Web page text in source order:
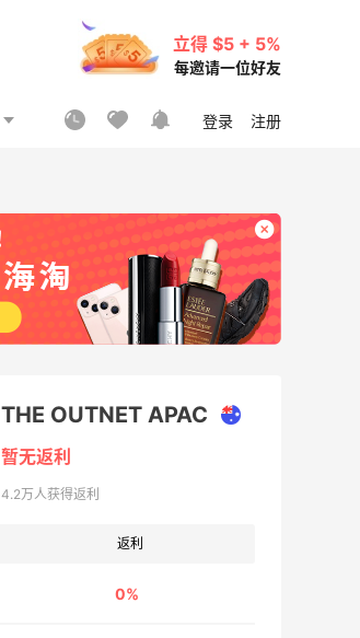
立得 $5 + 5%
每邀请一位好友
登录 注册
THE OUTNET APAC
暂无返利
4.2万人获得返利
返利
0%